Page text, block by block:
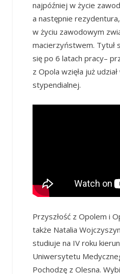
najpóźniej w życie
a następnie
w życiu zawodowym
macierzyństwem. Tytuł
się po 6 latach pracy–
z Opola wzięła już
stypendialnej.
Przyszłość z Opolem i
także Natalia
studiuje na IV roku
Uniwersytetu
Pochodzę z Olesna.